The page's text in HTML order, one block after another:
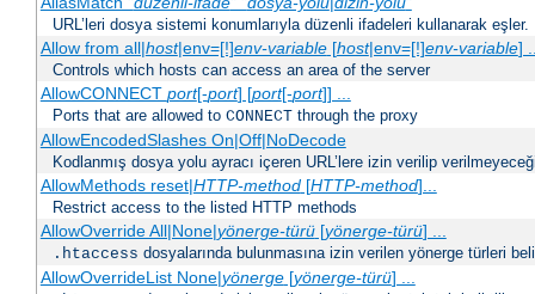
URL’leri dosya sistemi konumlarıyla düzenli ifadeleri kullanarak eşler.
Allow from all|host|env=[!]env-variable[host|env=[!]env-variable]
Controls which hosts can access an area of the server
AllowCONNECT port[-port] [port[-port]] ...
Ports that are allowed to CONNECT through the proxy
AllowEncodedSlashes On|Off|NoDecode
Kodlanmış dosya yolu ayracı içeren URL’lere izin verilip
AllowMethods reset|HTTP-method[HTTP-method]...
Restrict access to the listed HTTP methods
AllowOverride All|None|yönerge-türü[yönerge-türü] ...
.htaccess dosyalarında bulunmasına izin verilen yönerge türleri
AllowOverrideList None|yönerge[yönerge-türü] ...